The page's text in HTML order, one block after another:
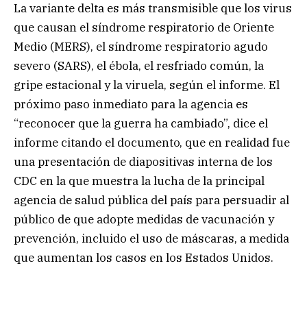
La variante delta es más transmisible que los virus
que causan el síndrome respiratorio de Oriente
Medio (MERS), el síndrome respiratorio agudo
severo (SARS), el ébola, el resfriado común, la
gripe estacional y la viruela, según el informe. El
próximo paso inmediato para la agencia es
“reconocer que la guerra ha cambiado”, dice el
informe citando el documento, que en realidad fue
una presentación de diapositivas interna de los
CDC en la que muestra la lucha de la principal
agencia de salud pública del país para persuadir al
público de que adopte medidas de vacunación y
prevención, incluido el uso de máscaras, a medida
que aumentan los casos en los Estados Unidos.